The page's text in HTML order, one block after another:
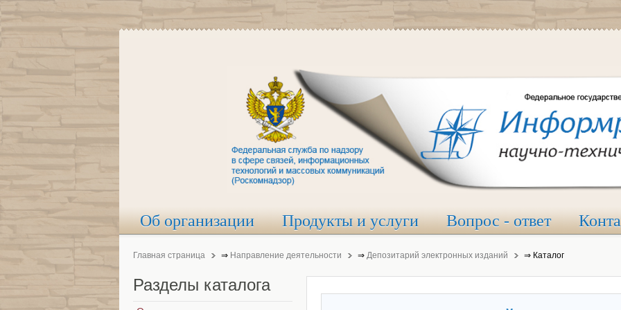
Об организации Продукты и услуги Вопрос - ответ
Главная страница ⇒ Направление деятельности ⇒ Депозитарий электронных изданий ⇒ Каталог
Разделы каталога